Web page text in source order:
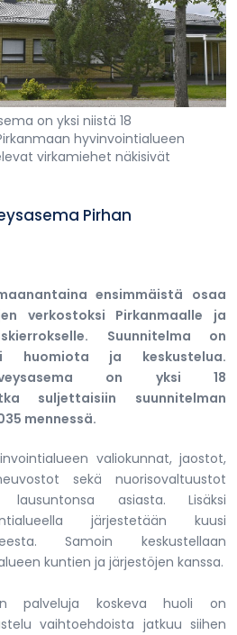
on yksi niistä 18
hyvinvointialueen
virkamiehet näkisivät
Pirhan
ensimmäistä osaa
verkostoksi Pirkanmaalle ja
Suunnitelma on
huomiota ja keskustelua.
on yksi 18
suljettaisiin suunnitelman
mennessä.
valiokunnat, jaostot,
sekä nuorisovaltuustot
asiasta. Lisäksi
järjestetään kuusi
Samoin keskustellaan
kuntien ja järjestöjen kanssa.
palveluja koskeva huoli on
vaihtoehdoista jatkuu siihen